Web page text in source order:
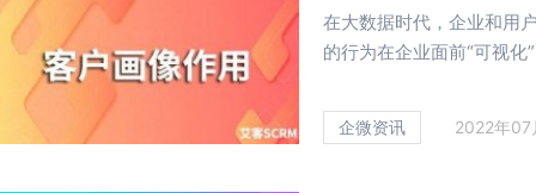
在大数据时代，企业和用
的行为在企业面前“可视化
企微资讯 2022年